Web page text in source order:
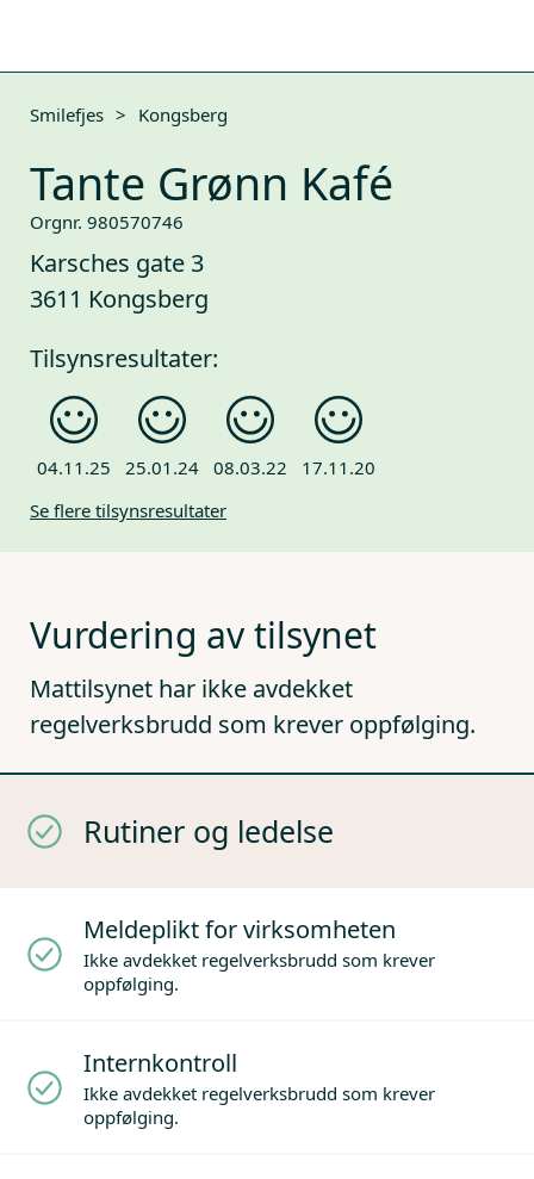
Smilefjes > Kongsberg
Tante Grønn Kafé
Orgnr. 980570746
Karsches gate 3
3611 Kongsberg
Tilsynsresultater:
04.11.25 25.01.24 08.03.22
17.11.20
Se flere tilsynsresultater
Vurdering av tilsynet
Mattilsynet har ikke avdekket
regelverksbrudd som krever oppfølging.
Rutiner og ledelse
Meldeplikt for virksomheten
Ikke avdekket regelverksbrudd som krever
oppfølging.
Internkontroll
Ikke avdekket regelverksbrudd som krever
oppfølging.